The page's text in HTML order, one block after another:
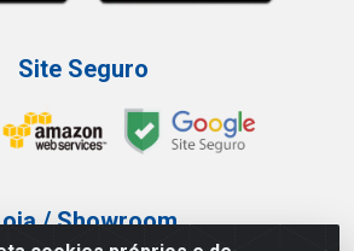
Site Seguro
/ Showroom